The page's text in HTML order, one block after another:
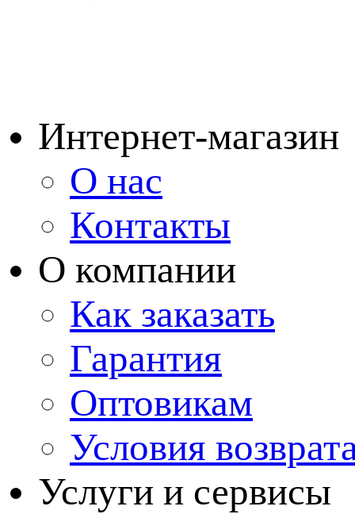
Интернет-магазин
О нас
Контакты
О компании
Как заказать
Гарантия
Оптовикам
Условия
Услуги и сервисы